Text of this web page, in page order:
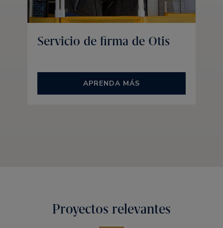
Servicio de firma de Otis
APRENDA MÁS
Proyectos relevantes